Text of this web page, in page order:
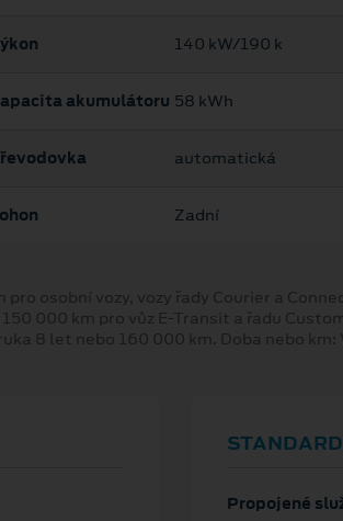
140 kW/190 k
akumulátoru 58 kWh
automatická
Zadní
osobní vozy, vozy řady Courier a
000 km pro vůz E-Transit a řadu
8 let nebo 160 000 km. Doba nebo
Propojené